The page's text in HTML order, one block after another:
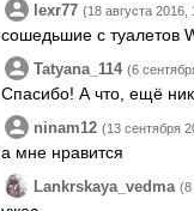
lexr77 (18 августа 2016,
сошедьшие с туалетов
Tatyana_114 (6
Спасибо! А что, ещё
ninam12 (13 сентября
а мне нравится
Lankrskaya_vedma (8